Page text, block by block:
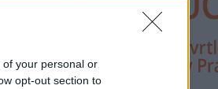
your personal or
opt-out section to